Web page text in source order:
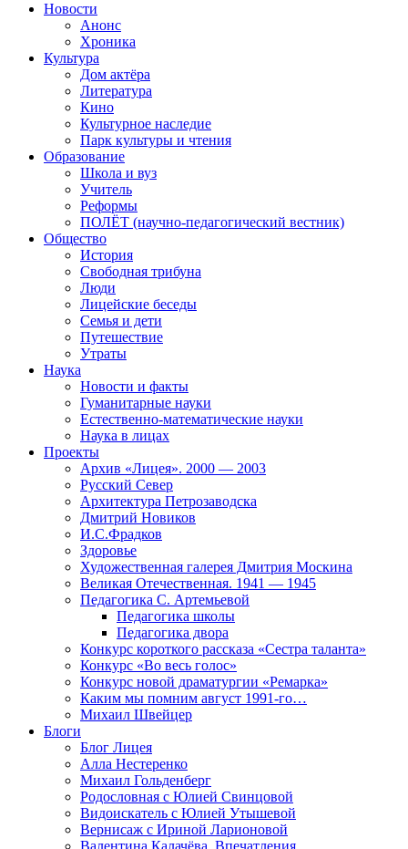
Новости
Анонс
Хроника
Культура
Дом актёра
Литература
Кино
Культурное наследие
Парк культуры и чтения
Образование
Школа и вуз
Учитель
Реформы
ПОЛЁТ (научно-педагогический вестник)
Общество
История
Свободная трибуна
Люди
Лицейские беседы
Семья и дети
Путешествие
Утраты
Наука
Новости и факты
Гуманитарные науки
Естественно-математические науки
Наука в лицах
Проекты
Архив «Лицея». 2000 — 2003
Русский Север
Архитектура Петрозаводска
Дмитрий Новиков
И.С.Фрадков
Здоровье
Художественная галерея Дмитрия Москина
Великая Отечественная. 1941 — 1945
Педагогика С. Артемьевой
Педагогика школы
Педагогика двора
Конкурс короткого рассказа «Сестра таланта»
Конкурс «Во весь голос»
Конкурс новой драматургии «Ремарка»
Каким мы помним август 1991-го…
Михаил Швейцер
Блоги
Блог Лицея
Алла Нестеренко
Михаил Гольденберг
Родословная с Юлией Свинцовой
Видоискатель с Юлией Утышевой
Вернисаж с Ириной Ларионовой